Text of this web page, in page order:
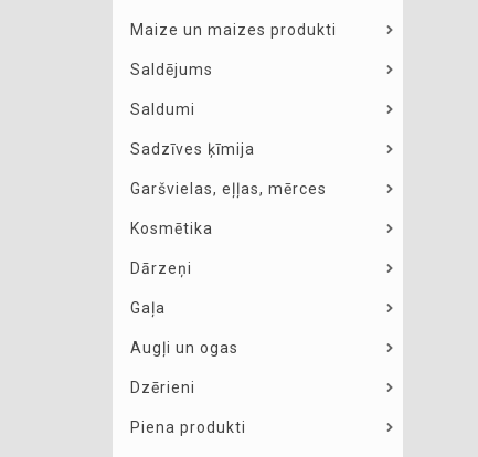
Maize un maizes produkti
Saldējums
Saldumi
Sadzīves ķīmija
Garšvielas, eļļas, mērces
Kosmētika
Dārzeņi
Gaļa
Augļi un ogas
Dzērieni
Piena produkti